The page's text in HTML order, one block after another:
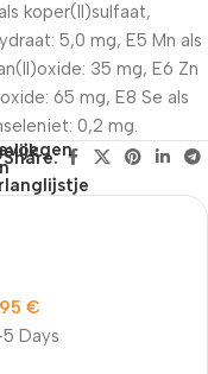
koper(II)sulfaat,
5,0 mg, E5 Mn als
35 mg, E6 Zn
65 mg, E8 Se als
0,2 mg.
Share:
Days
€